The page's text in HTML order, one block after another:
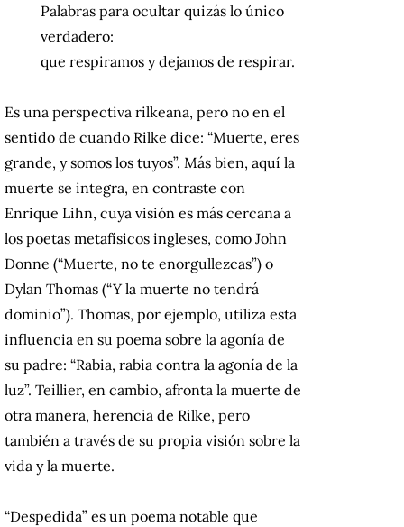
Palabras para ocultar quizás lo único
verdadero:
que respiramos y dejamos de respirar.
Es una perspectiva rilkeana, pero no en el
sentido de cuando Rilke dice: “Muerte, eres
grande, y somos los tuyos”. Más bien, aquí la
muerte se integra, en contraste con
Enrique Lihn, cuya visión es más cercana a
los poetas metafísicos ingleses, como John
Donne (“Muerte, no te enorgullezcas”) o
Dylan Thomas (“Y la muerte no tendrá
dominio”). Thomas, por ejemplo, utiliza esta
influencia en su poema sobre la agonía de
su padre: “Rabia, rabia contra la agonía de la
luz”. Teillier, en cambio, afronta la muerte de
otra manera, herencia de Rilke, pero
también a través de su propia visión sobre la
vida y la muerte.
“Despedida” es un poema notable que